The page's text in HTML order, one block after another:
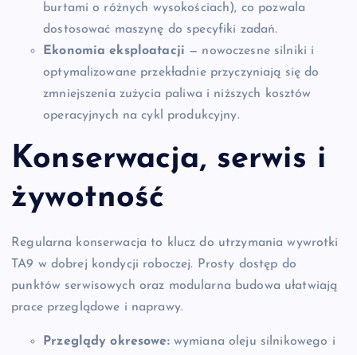
burtami o różnych wysokościach), co pozwala
dostosować maszynę do specyfiki zadań.
Ekonomia eksploatacji — nowoczesne silniki i
optymalizowane przekładnie przyczyniają się do
zmniejszenia zużycia paliwa i niższych kosztów
operacyjnych na cykl produkcyjny.
Konserwacja, serwis i
żywotność
Regularna konserwacja to klucz do utrzymania wywrotki
TA9 w dobrej kondycji roboczej. Prosty dostęp do
punktów serwisowych oraz modularna budowa ułatwiają
prace przeglądowe i naprawy.
Przeglądy okresowe:wymiana oleju silnikowego i